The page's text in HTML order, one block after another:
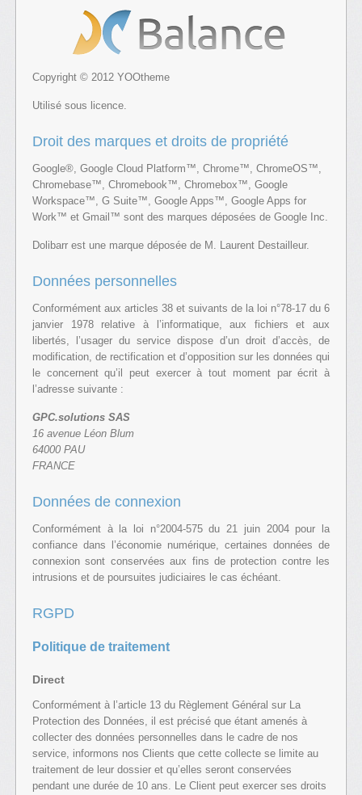
Copyright © 2012 YOOtheme
Utilisé sous licence.
Droit des marques et droits de propriété
Google®, Google Cloud Platform™, Chrome™, ChromeOS™,
Chromebase™, Chromebook™, Chromebox™, Google
Workspace™, G Suite™, Google Apps™, Google Apps for
Work™ et Gmail™ sont des marques déposées de Google Inc.
Dolibarr est une marque déposée de M. Laurent Destailleur.
Données personnelles
Conformément aux articles 38 et suivants de la loi n°78-17 du 6
janvier 1978 relative à l’informatique, aux fichiers et aux
libertés, l’usager du service dispose d’un droit d’accès, de
modification, de rectification et d’opposition sur les données qui
le concernent qu’il peut exercer à tout moment par écrit à
l’adresse suivante :
GPC.solutions SAS
16 avenue Léon Blum
64000 PAU
FRANCE
Données de connexion
Conformément à la loi n°2004-575 du 21 juin 2004 pour la
confiance dans l’économie numérique, certaines données de
connexion sont conservées aux fins de protection contre les
intrusions et de poursuites judiciaires le cas échéant.
RGPD
Politique de traitement
Direct
Conformément à l’article 13 du Règlement Général sur La
Protection des Données, il est précisé que étant amenés à
collecter des données personnelles dans le cadre de nos
service, informons nos Clients que cette collecte se limite au
traitement de leur dossier et qu’elles seront conservées
pendant une durée de 10 ans. Le Client peut exercer ses droits